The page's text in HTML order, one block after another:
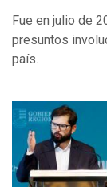
Fue en julio de
presuntos
país.